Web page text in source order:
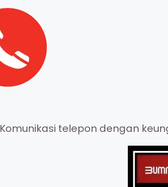
Komunikasi telepon dengan